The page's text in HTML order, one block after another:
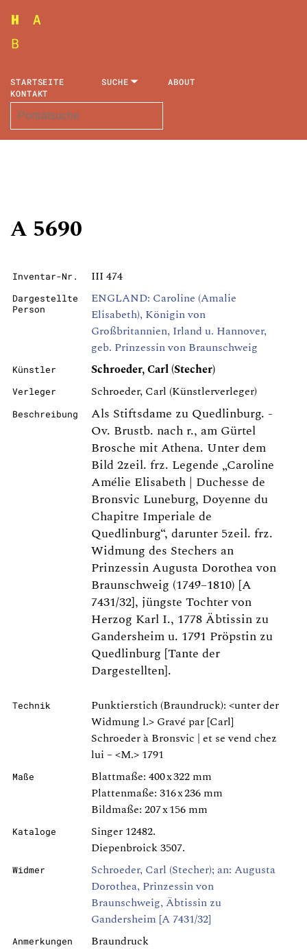
STARTSEITE SUCHE
ABOUT
KONTAKT
A 5690
Inventar-Nr. III 474
Dargestellte
Person
ENGLAND: Caroline (Amalie
Elisabeth), Königin von
Großbritannien, Irland u. Hannover,
geb. Prinzessin von Braunschweig
Künstler Schroeder, Carl (Stecher)
Verleger Schroeder, Carl (Künstlerverleger)
Beschreibung
Als Stiftsdame zu Quedlinburg. -
Ov. Brustb. nach r., am Gürtel
Brosche mit Athena. Unter dem
Bild 2zeil. frz. Legende „Caroline
Amélie Elisabeth | Duchesse de
Bronsvic Luneburg, Doyenne du
Chapitre Imperiale de
Quedlinburg“, darunter 5zeil. frz.
Widmung des Stechers an
Prinzessin Augusta Dorothea von
Braunschweig (1749–1810) [A
7431/32], jüngste Tochter von
Herzog Karl I., 1778 Äbtissin zu
Gandersheim u. 1791 Pröpstin zu
Quedlinburg [Tante der
Dargestellten].
Technik
Punktierstich (Braundruck): <unter der
Widmung l.> Gravé par [Carl]
Schroeder à Bronsvic | et se vend chez
lui – <M.> 1791
Maße
Blattmaße: 400 x 322 mm
Plattenmaße: 316 x 236 mm
Bildmaße: 207 x 156 mm
Kataloge
Singer 12482.
Diepenbroick 3507.
Widmer
Schroeder, Carl (Stecher); an: Augusta
Dorothea, Prinzessin von
Braunschweig, Äbtissin zu
Gandersheim [A 7431/32]
Anmerkungen Braundruck